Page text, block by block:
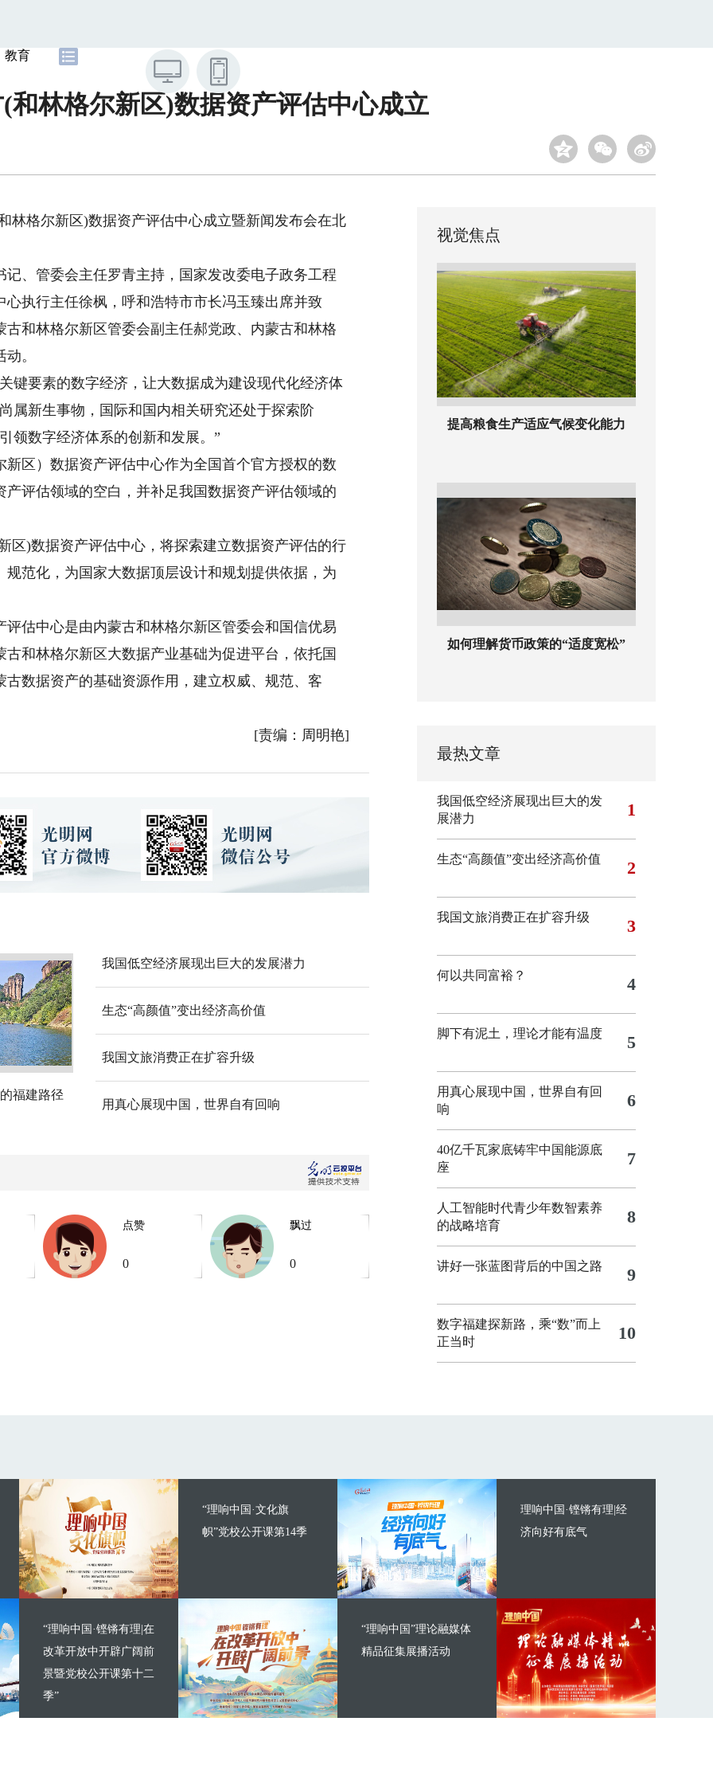
教育
和林格尔新区)数据资产评估中心成立
林格尔新区)数据资产评估中心成立暨新闻发布会在北
管委会主任罗青主持，国家发改委电子政务工程
执行主任徐枫，呼和浩特市市长冯玉臻出席并致
和林格尔新区管委会副主任郝党政、内蒙古和林格
。
要素的数字经济，让大数据成为建设现代化经济体
属新生事物，国际和国内相关研究还处于探索阶
领数字经济体系的创新和发展。”
）数据资产评估中心作为全国首个官方授权的数
评估领域的空白，并补足我国数据资产评估领域的
)数据资产评估中心，将探索建立数据资产评估的行
范化，为国家大数据顶层设计和规划提供依据，为
中心是由内蒙古和林格尔新区管委会和国信优易
和林格尔新区大数据产业基础为促进平台，依托国
数据资产的基础资源作用，建立权威、规范、客
[责编：周明艳]
福建路径
我国低空经济展现出巨大的发展潜力
生态“高颜值”变出经济高价值
我国文旅消费正在扩容升级
用真心展现中国，世界自有回响
点赞
0
飘过
0
视觉焦点
提高粮食生产适应气候变化能力
如何理解货币政策的“适度宽松”
最热文章
我国低空经济展现出巨大的发
展潜力
1
生态“高颜值”变出经济高价值 2
我国文旅消费正在扩容升级 3
何以共同富裕？ 4
脚下有泥土，理论才能有温度 5
用真心展现中国，世界自有回
响
6
40亿千瓦家底铸牢中国能源底
座
7
人工智能时代青少年数智素养
的战略培育
8
讲好一张蓝图背后的中国之路 9
数字福建探新路，乘“数”而上
正当时
10
“理响中国·文化旗
帜”党校公开课第14季
“理响中国·铿锵有理|在
改革开放中开辟广阔前
景暨党校公开课第十二
季”
理响中国·铿锵有理|经
济向好有底气
“理响中国”理论融媒体
精品征集展播活动